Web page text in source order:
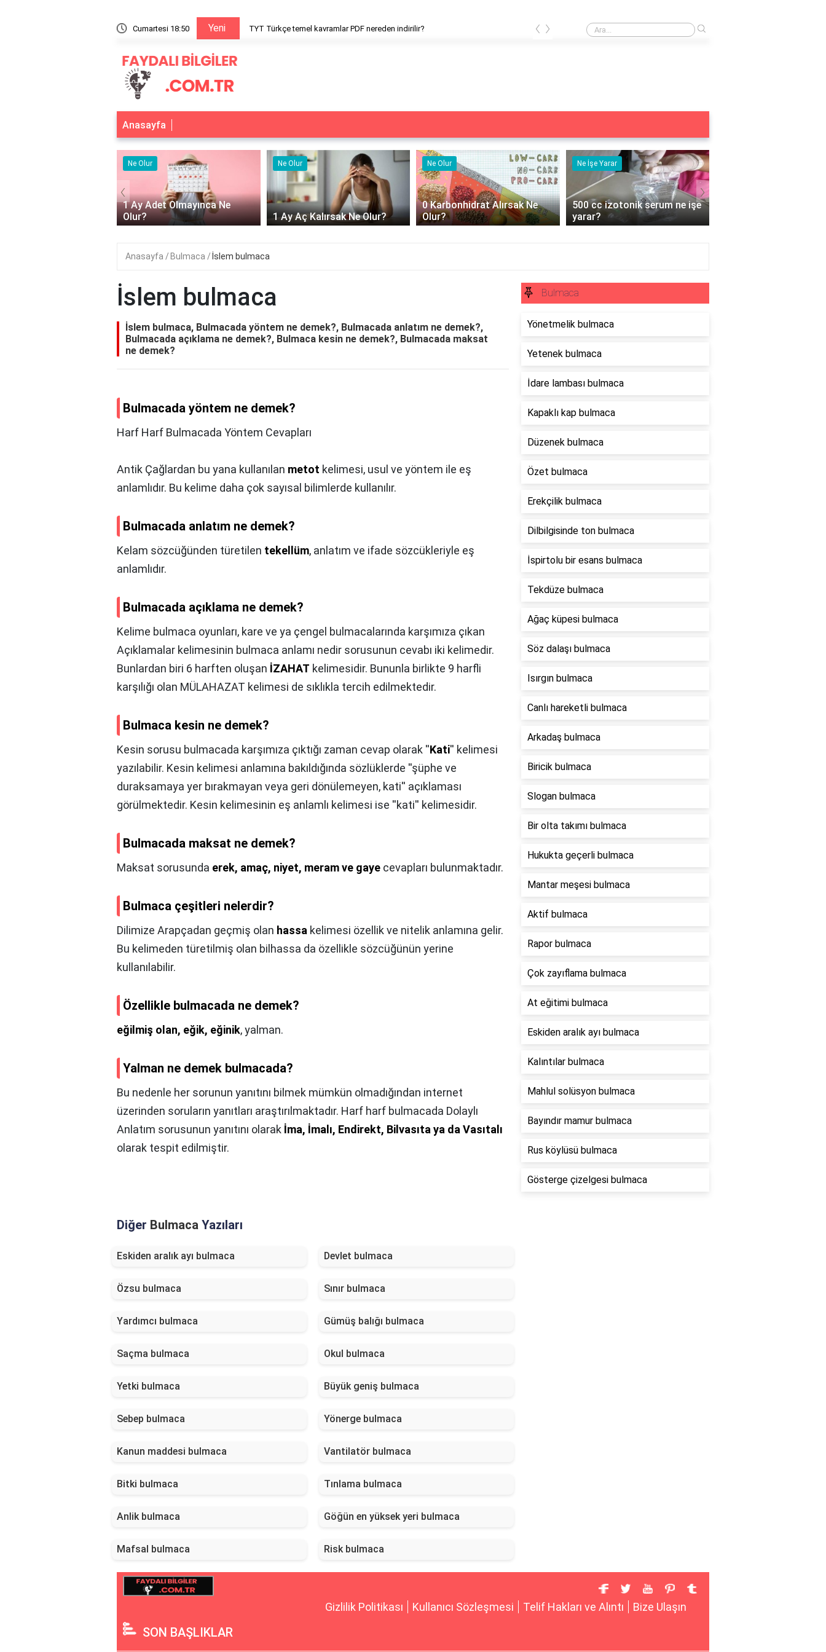
Cumartesi 18:50 Yeni TYT Türkçe temel kavramlar PDF nereden indirilir? TYT Türkçe temel kavramlar PDF nereden indirilir?
‹ ›
Anasayfa
Ne Olur
1 Ay Adet Olmayınca Ne
Olur?
Ne Olur
1 Ay Aç Kalırsak Ne Olur?
Ne Olur
0 Karbonhidrat Alırsak Ne
Olur?
Ne İşe Yarar
500 cc izotonik serum ne işe
yarar?
‹ ›
Anasayfa Bulmaca İslem bulmaca
İslem bulmaca
İslem bulmaca, Bulmacada yöntem ne demek?, Bulmacada anlatım ne demek?,
Bulmacada açıklama ne demek?, Bulmaca kesin ne demek?, Bulmacada maksat
ne demek?
Bulmacada yöntem ne demek?
Harf Harf Bulmacada Yöntem Cevapları
Antik Çağlardan bu yana kullanılan metot kelimesi, usul ve yöntem ile eş
anlamlıdır. Bu kelime daha çok sayısal bilimlerde kullanılır.
Bulmacada anlatım ne demek?
Kelam sözcüğünden türetilen tekellüm, anlatım ve ifade sözcükleriyle eş
anlamlıdır.
Bulmacada açıklama ne demek?
Kelime bulmaca oyunları, kare ve ya çengel bulmacalarında karşımıza çıkan
Açıklamalar kelimesinin bulmaca anlamı nedir sorusunun cevabı iki kelimedir.
Bunlardan biri 6 harften oluşan İZAHAT kelimesidir. Bununla birlikte 9 harfli
karşılığı olan MÜLAHAZAT kelimesi de sıklıkla tercih edilmektedir.
Bulmaca kesin ne demek?
Kesin sorusu bulmacada karşımıza çıktığı zaman cevap olarak ''Kati'' kelimesi
yazılabilir. Kesin kelimesi anlamına bakıldığında sözlüklerde ''şüphe ve
duraksamaya yer bırakmayan veya geri dönülemeyen, kati'' açıklaması
görülmektedir. Kesin kelimesinin eş anlamlı kelimesi ise ''kati'' kelimesidir.
Bulmacada maksat ne demek?
Maksat sorusunda erek, amaç, niyet, meram ve gaye cevapları bulunmaktadır.
Bulmaca çeşitleri nelerdir?
Dilimize Arapçadan geçmiş olan hassa kelimesi özellik ve nitelik anlamına gelir.
Bu kelimeden türetilmiş olan bilhassa da özellikle sözcüğünün yerine
kullanılabilir.
Özellikle bulmacada ne demek?
eğilmiş olan, eğik, eğinik, yalman.
Yalman ne demek bulmacada?
Bu nedenle her sorunun yanıtını bilmek mümkün olmadığından internet
üzerinden soruların yanıtları araştırılmaktadır. Harf harf bulmacada Dolaylı
Anlatım sorusunun yanıtını olarak İma, İmalı, Endirekt, Bilvasıta ya da Vasıtalı
olarak tespit edilmiştir.
Diğer Bulmaca Yazıları
Eskiden aralık ayı bulmaca Devlet bulmaca
Özsu bulmaca Sınır bulmaca
Yardımcı bulmaca Gümüş balığı bulmaca
Saçma bulmaca Okul bulmaca
Yetki bulmaca Büyük geniş bulmaca
Sebep bulmaca Yönerge bulmaca
Kanun maddesi bulmaca Vantilatör bulmaca
Bitki bulmaca Tınlama bulmaca
Anlik bulmaca Göğün en yüksek yeri bulmaca
Mafsal bulmaca Risk bulmaca
Bulmaca
Yönetmelik bulmaca
Yetenek bulmaca
İdare lambası bulmaca
Kapaklı kap bulmaca
Düzenek bulmaca
Özet bulmaca
Erekçilik bulmaca
Dilbilgisinde ton bulmaca
İspirtolu bir esans bulmaca
Tekdüze bulmaca
Ağaç küpesi bulmaca
Söz dalaşı bulmaca
Isırgın bulmaca
Canlı hareketli bulmaca
Arkadaş bulmaca
Biricik bulmaca
Slogan bulmaca
Bir olta takımı bulmaca
Hukukta geçerli bulmaca
Mantar meşesi bulmaca
Aktif bulmaca
Rapor bulmaca
Çok zayıflama bulmaca
At eğitimi bulmaca
Eskiden aralık ayı bulmaca
Kalıntılar bulmaca
Mahlul solüsyon bulmaca
Bayındır mamur bulmaca
Rus köylüsü bulmaca
Gösterge çizelgesi bulmaca
Gizlilik Politikası Kullanıcı Sözleşmesi Telif Hakları ve Alıntı Bize Ulaşın
SON BAŞLIKLAR